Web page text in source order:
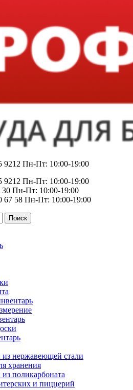
9212 Пн-Пт: 10:00-19:00
9212 Пн-Пт: 10:00-19:00
30 Пн-Пт: 10:00-19:00
67 58 Пн-Пт: 10:00-19:00
Поиск
из нержавеющей стали
хранения
из поликарбоната
и пиццерий